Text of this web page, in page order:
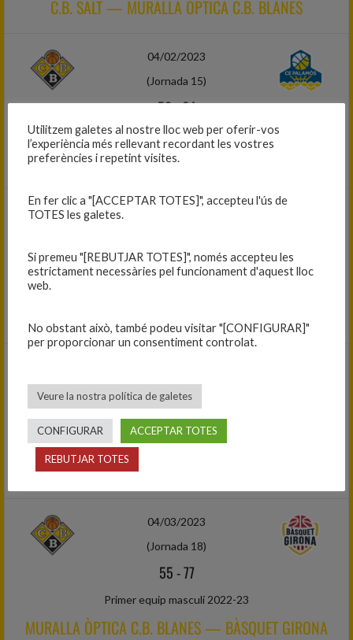
C.B. SALT — MURALLA ÒPTICA C.B. BLANES
04/02/2023
(Jornada 15)
58-64
Primer equip masculí 2022-23
MURALLA ÒPTICA C.B. BLANES — C.E. PALAMÓS
11/02/2023
81-84
MURALLA ÒPTICA C.B. BLANES — C.B. QUART
(Jornada 17)
79-66
Primer equip masculí 2022-23
C.B. GRANOLLERS — MURALLA ÒPTICA C.B. BLANES
04/03/2023
(Jornada 18)
55-77
Primer equip masculí 2022-23
MURALLA ÒPTICA C.B. BLANES — BÀSQUET GIRONA
Utilitzem galetes al nostre lloc web per oferir-vos
l’experiència més rellevant recordant les vostres
preferències i repetint visites.
En fer clic a "[ACCEPTAR TOTES]", accepteu l'ús de
TOTES les galetes.
Si premeu "[REBUTJAR TOTES]", només accepteu les
estrictament necessàries pel funcionament d'aquest lloc
web.
No obstant això, també podeu visitar "[CONFIGURAR]"
per proporcionar un consentiment controlat.
Veure la nostra política de galetes
CONFIGURAR ACCEPTAR TOTES
REBUTJAR TOTES